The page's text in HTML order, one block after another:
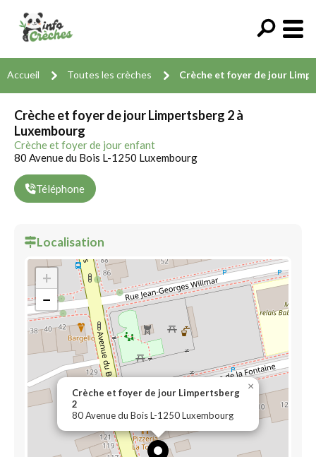
Accueil Toutes les crèches Crèche et foyer de jour
Crèche et foyer de jour Limpertsberg 2 à
Luxembourg
Crèche et foyer de jour enfant
80 Avenue du Bois L-1250 Luxembourg
Téléphone
Localisation
Crèche et foyer de jour Limpertsberg
2
80 Avenue du Bois L-1250 Luxembourg
×
+
−